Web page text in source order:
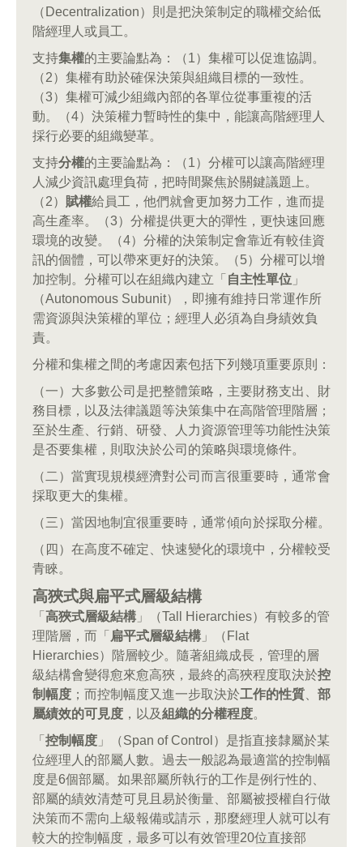
（Decentralization）則是把決策制定的職權交給低
階經理人或員工。
支持集權的主要論點為：（1）集權可以促進協調。
（2）集權有助於確保決策與組織目標的一致性。
（3）集權可減少組織內部的各單位從事重複的活
動。（4）決策權力暫時性的集中，能讓高階經理人
採行必要的組織變革。
支持分權的主要論點為：（1）分權可以讓高階經理
人減少資訊處理負荷，把時間聚焦於關鍵議題上。
（2）
賦權給員工，他們就會更加努力工作，進而提
高生產率。（3）分權提供更大的彈性，更快速回應
環境的改變。（4）分權的決策制定會靠近有較佳資
訊的個體，可以帶來更好的決策。（5）分權可以增
加控制。分權可以在組織內建立「 自主性單位 」
（Autonomous Subunit），即擁有維持日常運作所
需資源與決策權的單位；經理人必須為自身績效負
責。
分權和集權之間的考慮因素包括下列幾項重要原則：
（一）大多數公司是把整體策略，主要財務支出、財
務目標，以及法律議題等決策集中在高階管理階層；
至於生產、行銷、研發、人力資源管理等功能性決策
是否要集權，則取決於公司的策略與環境條件。
（二）當實現規模經濟對公司而言很重要時，通常會
採取更大的集權。
（三）當因地制宜很重要時，通常傾向於採取分權。
（四）在高度不確定、快速變化的環境中，分權較受
青睞。
高狹式與扁平式層級結構
「 高狹式層級結構 」（Tall Hierarchies）有較多的管
理階層，而「 扁平式層級結構 」（Flat
Hierarchies）階層較少。隨著組織成長，管理的層
級結構會變得愈來愈高狹，最終的高狹程度取決於控
制幅度 ；而控制幅度又進一步取決於工作的性質
部
屬績效的可見度 ，以及組織的分權程度。
「 控制幅度 」（Span of Control）是指直接隸屬於某
位經理人的部屬人數。過去一般認為最適當的控制幅
度是6個部屬。如果部屬所執行的工作是例行性的、
部屬的績效清楚可見且易於衡量、部屬被授權自行做
決策而不需向上級報備或請示，那麼經理人就可以有
較大的控制幅度，最多可以有效管理20位直接部